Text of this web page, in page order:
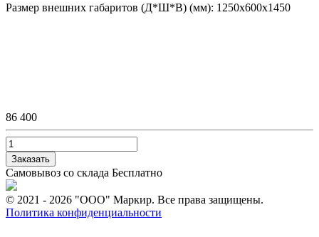
Размер внешних габаритов (Д*Ш*В) (мм): 1250х600х1450
86 400
Заказать
Самовывоз со склада Бесплатно
© 2021 - 2026 "ООО" Маркир. Все права защищены.
Политика конфиденциальности